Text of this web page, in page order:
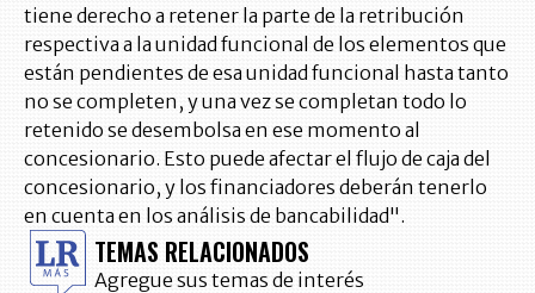
tiene derecho a retener la parte de la retribución
respectiva a la unidad funcional de los elementos que
están pendientes de esa unidad funcional hasta tanto
no se completen, y una vez se completan todo lo
retenido se desembolsa en ese momento al
concesionario. Esto puede afectar el flujo de caja del
concesionario, y los financiadores deberán tenerlo
en cuenta en los análisis de bancabilidad".
TEMAS RELACIONADOS
Agregue sus temas de interés